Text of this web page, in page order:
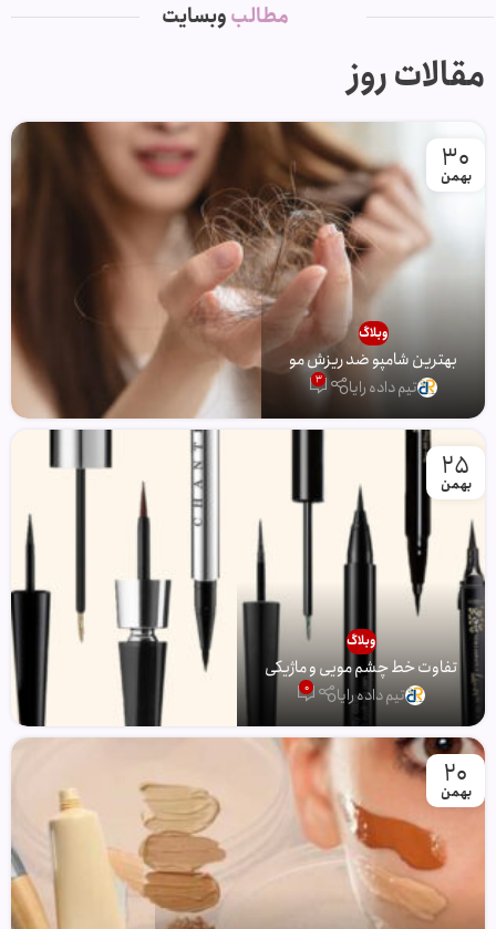
مطالبوبسایت
مقالات روز
30
بهمن
وبلاگ
بهترین شامپو ضد ریزش مو
تیم داده رایا 3
25
بهمن
وبلاگ
تفاوت خط چشم مویی و ماژیکی
تیم داده رایا 0
20
بهمن